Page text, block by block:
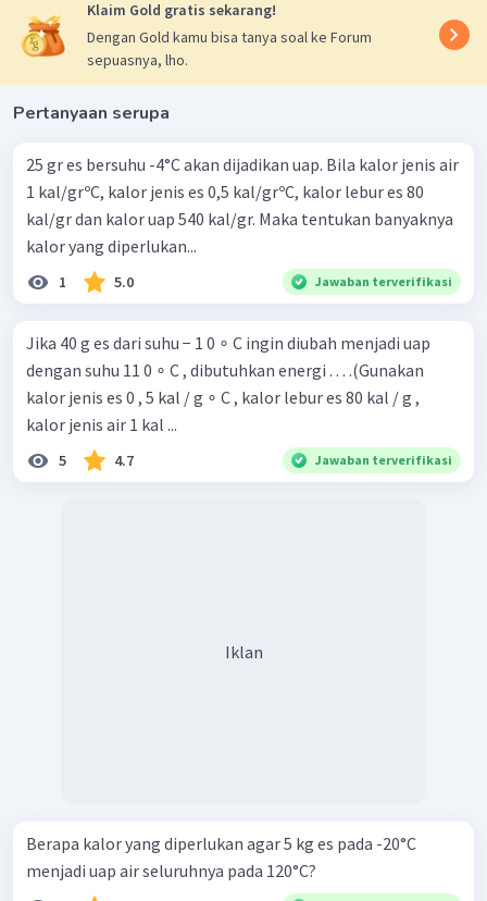
Klaim Gold gratis sekarang!
Dengan Gold kamu bisa tanya soal ke Forum
sepuasnya, lho.
Pertanyaan serupa
25 gr es bersuhu -4°C akan dijadikan uap. Bila kalor jenis air
1 kal/grºC, kalor jenis es 0,5 kal/grºC, kalor lebur es 80
kal/gr dan kalor uap 540 kal/gr. Maka tentukan banyaknya
kalor yang diperlukan...
1 5.0 Jawaban terverifikasi
Jika 40 g es dari suhu − 1 0 ∘ C ingin diubah menjadi uap
dengan suhu 11 0 ∘ C , dibutuhkan energi . . . .(Gunakan
kalor jenis es 0 , 5 kal / g ∘ C , kalor lebur es 80 kal / g ,
kalor jenis air 1 kal ...
5 4.7 Jawaban terverifikasi
Iklan
Berapa kalor yang diperlukan agar 5 kg es pada -20°C
menjadi uap air seluruhnya pada 120°C?